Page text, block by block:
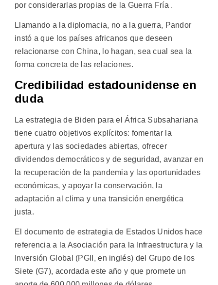
por considerarlas propias de la Guerra Fría .
Llamando a la diplomacia, no a la guerra, Pandor
instó a que los países africanos que deseen
relacionarse con China, lo hagan, sea cual sea la
forma concreta de las relaciones.
Credibilidad estadounidense en
duda
La estrategia de Biden para el África Subsahariana
tiene cuatro objetivos explícitos: fomentar la
apertura y las sociedades abiertas, ofrecer
dividendos democráticos y de seguridad, avanzar en
la recuperación de la pandemia y las oportunidades
económicas, y apoyar la conservación, la
adaptación al clima y una transición energética
justa.
El documento de estrategia de Estados Unidos hace
referencia a la Asociación para la Infraestructura y la
Inversión Global (PGII, en inglés) del Grupo de los
Siete (G7), acordada este año y que promete un